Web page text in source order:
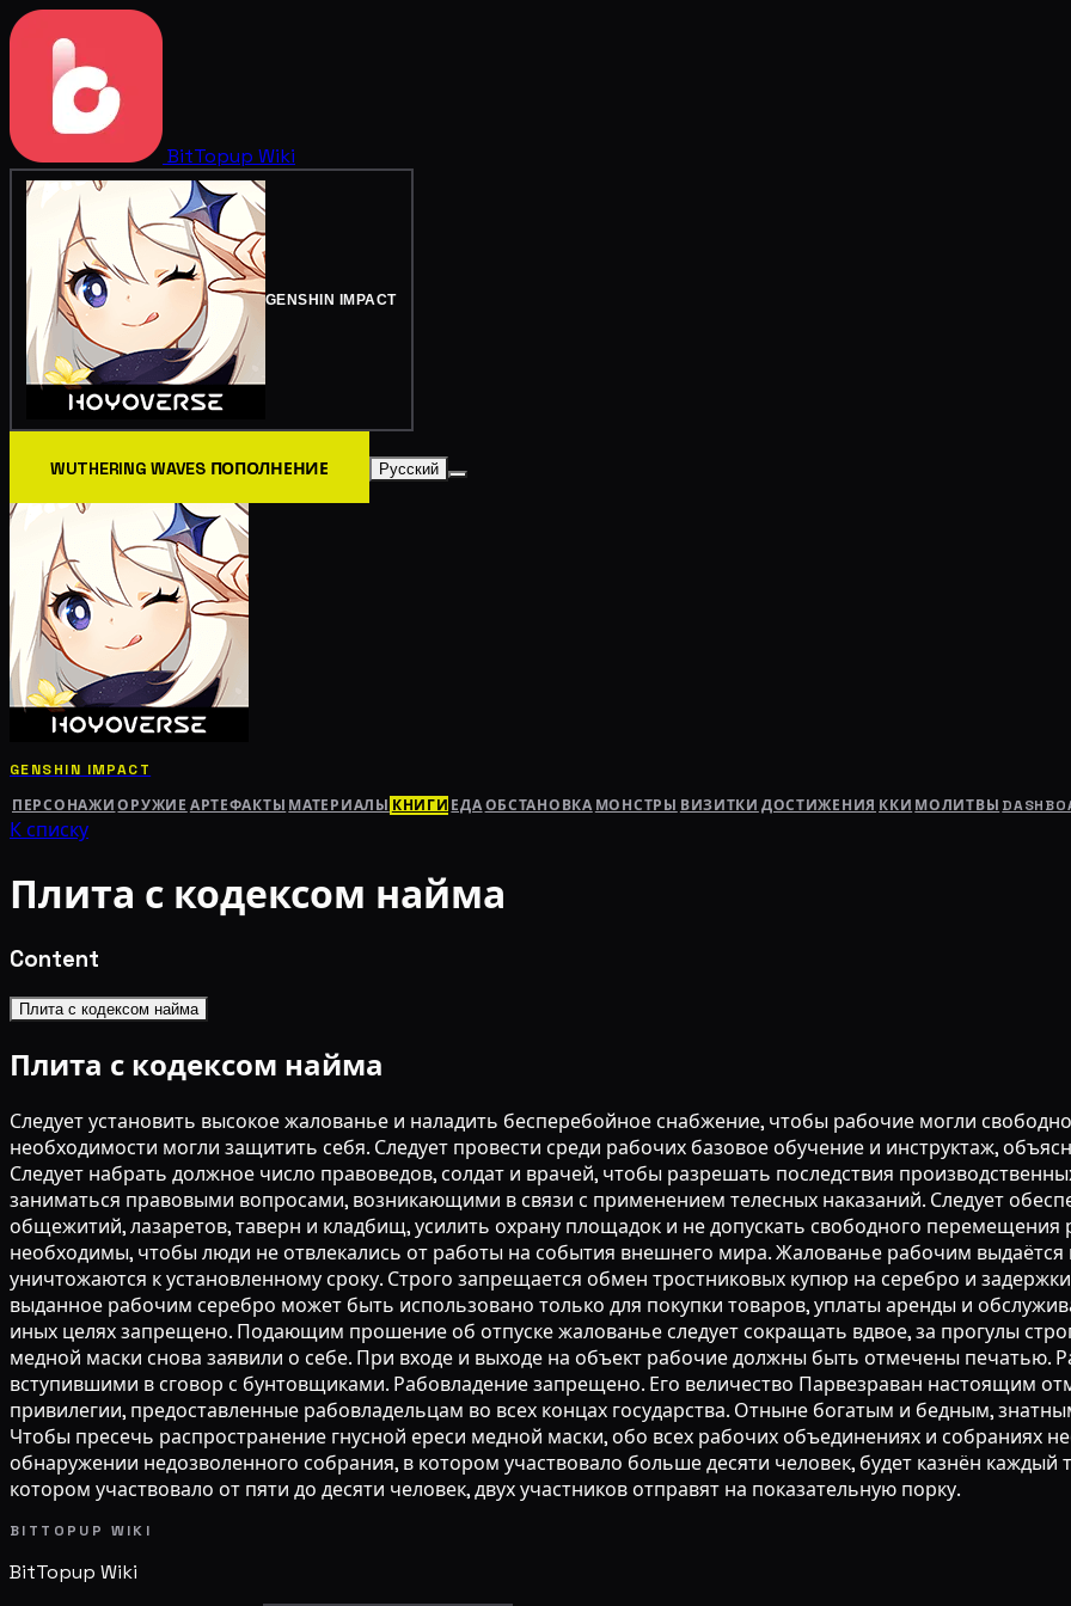
BitTopup Wiki
GENSHIN IMPACT
WUTHERING WAVES ПОПОЛНЕНИЕ Русский
GENSHIN IMPACT
ПЕРСОНАЖИ ОРУЖИЕ АРТЕФАКТЫ МАТЕРИАЛЫ КНИГИ ЕДАОБСТАНОВКА МОНСТРЫ ВИЗИТКИ ДОСТИЖЕНИЯ ККИ МОЛИТВЫ
К списку
Плита с кодексом найма
Content
Плита с кодексом найма
Плита с кодексом найма
Следует установить высокое жалованье и наладить бесперебойное снабжение, чтобы рабочие могли
необходимости могли защитить себя. Следует провести среди рабочих базовое обучение и инструктаж,
Следует набрать должное число правоведов, солдат и врачей, чтобы разрешать последствия
заниматься правовыми вопросами, возникающими в связи с применением телесных наказаний. Следует
общежитий, лазаретов, таверн и кладбищ, усилить охрану площадок и не допускать свободного
необходимы, чтобы люди не отвлекались от работы на события внешнего мира. Жалованье рабочим
уничтожаются к установленному сроку. Строго запрещается обмен тростниковых купюр на серебро и
выданное рабочим серебро может быть использовано только для покупки товаров, уплаты аренды и
иных целях запрещено. Подающим прошение об отпуске жалованье следует сокращать вдвое, за прогулы
медной маски снова заявили о себе. При входе и выходе на объект рабочие должны быть отмечены печатью.
вступившими в сговор с бунтовщиками. Рабовладение запрещено. Его величество Парвезраван настоящим
привилегии, предоставленные рабовладельцам во всех концах государства. Отныне богатым и бедным,
Чтобы пресечь распространение гнусной ереси медной маски, обо всех рабочих объединениях и собраниях
обнаружении недозволенного собрания, в котором участвовало больше десяти человек, будет казнён
котором участвовало от пяти до десяти человек, двух участников отправят на показательную порку.
BITTOPUP WIKI
BitTopup Wiki